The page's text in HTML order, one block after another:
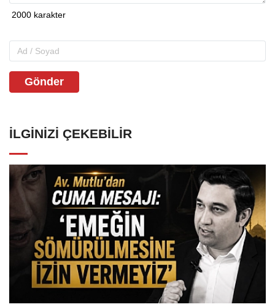
Gönder
İLGINIZI ÇEKEBILIR